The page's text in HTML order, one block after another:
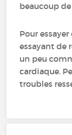
beaucoup
Pour
essayant de
un peu
cardiaque.
troubles